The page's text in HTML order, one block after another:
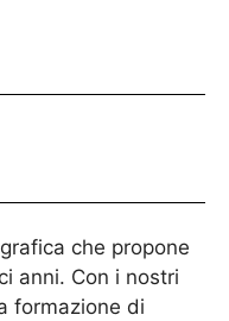
che propone
anni. Con i nostri
formazione di